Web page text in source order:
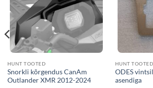
HUNT TOOTED
Snorkli kõrgendus CanAm
Outlander XMR 2012-2024
HUNT TOOTED
ODES
asendiga